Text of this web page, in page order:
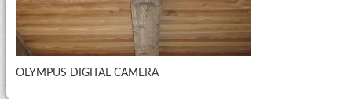
OLYMPUS DIGITAL CAMERA